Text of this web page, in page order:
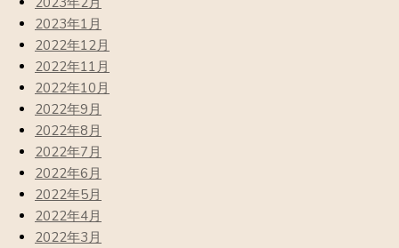
2023年1月
2022年12月
2022年11月
2022年10月
2022年9月
2022年8月
2022年7月
2022年6月
2022年5月
2022年4月
2022年3月